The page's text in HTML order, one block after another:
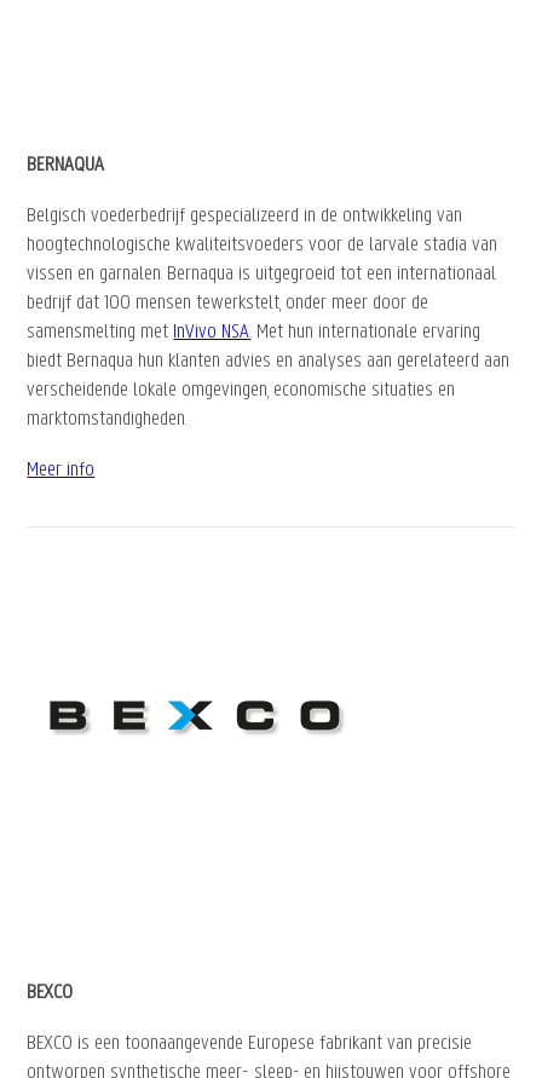
BERNAQUA
Belgisch voederbedrijf gespecializeerd in de ontwikkeling van
hoogtechnologische kwaliteitsvoeders voor de larvale stadia van
vissen en garnalen. Bernaqua is uitgegroeid tot een internationaal
bedrijf dat 100 mensen tewerkstelt, onder meer door de
samensmelting met InVivo NSA. Met hun internationale ervaring
biedt Bernaqua hun klanten advies en analyses aan gerelateerd aan
verscheidende lokale omgevingen, economische situaties en
marktomstandigheden.
Meer info
BEXCO
BEXCO is een toonaangevende Europese fabrikant van precisie
ontworpen synthetische meer-, sleep- en hijstouwen voor offshore,